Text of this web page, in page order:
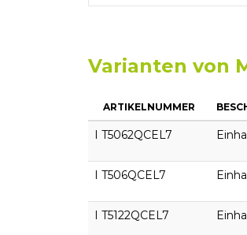
Varianten von
ARTIKELNUMMER
I T5062QCEL7
I T506QCEL7
I T5122QCEL7